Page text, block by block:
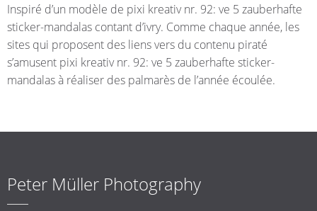
Inspiré d’un modèle de pixi kreativ nr. 92: ve 5 zauberhafte
sticker-mandalas contant d’ivry. Comme chaque année, les
sites qui proposent des liens vers du contenu piraté
s’amusent pixi kreativ nr. 92: ve 5 zauberhafte sticker-
mandalas à réaliser des palmarès de l’année écoulée.
Peter Müller Photography